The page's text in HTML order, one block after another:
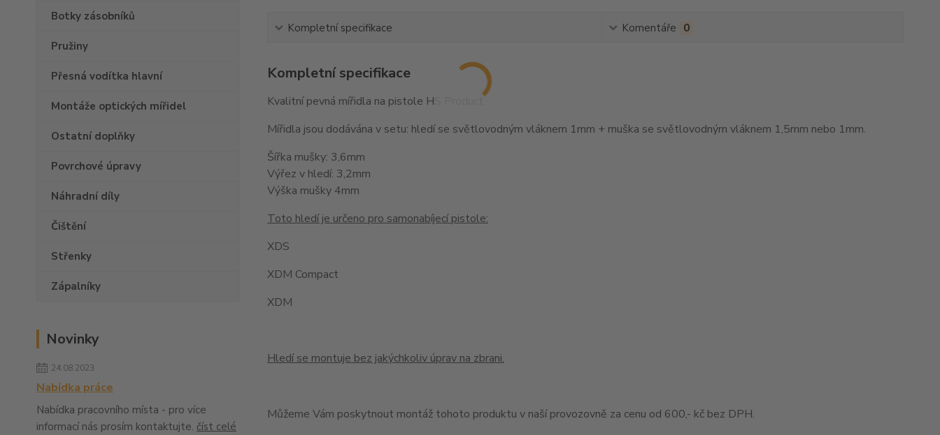
Botky zásobníků
Pružiny
Přesná vodítka hlavní
Montáže optických mířidel
Ostatní doplňky
Povrchové úpravy
Náhradní díly
Čištění
Střenky
Zápalníky
Novinky
24.08.2023
Nabídka práce
Nabídka pracovního místa - pro více
informací nás prosím kontaktujte. číst celé
Kompletní specifikace Komentáře 0
Kompletní specifikace
Kvalitní pevná mířidla na pistole HS Product.
Mířidla jsou dodávána v setu: hledí se světlovodným vláknem 1mm + muška se světlovodným vláknem 1,5mm nebo 1mm.
Šířka mušky: 3,6mm
Výřez v hledí: 3,2mm
Výška mušky 4mm
Toto hledí je určeno pro samonabíjecí pistole:
XDS
XDM Compact
XDM
Hledí se montuje bez jakýchkoliv úprav na zbrani.
Můžeme Vám poskytnout montáž tohoto produktu v naší provozovně za cenu od 600,- kč bez DPH.